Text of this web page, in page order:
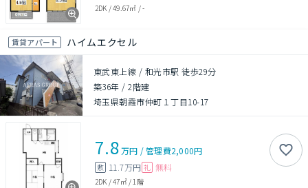
2DK /49.67㎡ /-
賃貸アパート ハイムエクセル
東武東上線 / 和光市駅 徒歩29分
築36年 /2階建
埼玉県朝霞市仲町１丁目10-17
7.8万円 /管理費2,000円
敷 11.7万円 礼 無料
2DK /47㎡/ 1階